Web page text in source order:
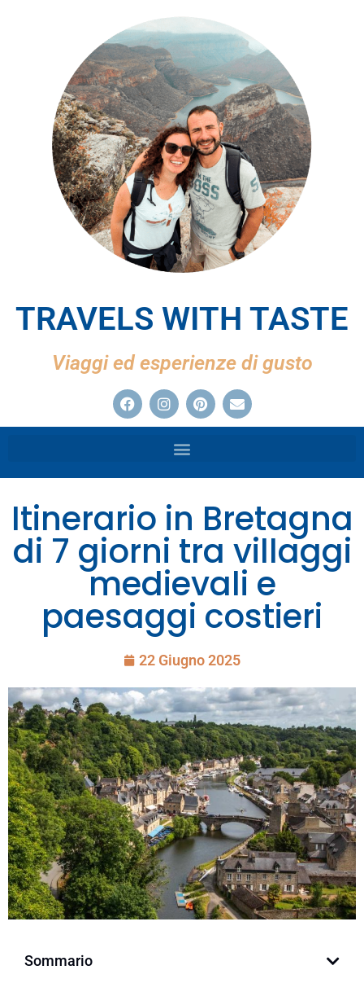
TRAVELS WITH TASTE
Viaggi ed esperienze di gusto
Itinerario in Bretagna
di 7 giorni tra villaggi
medievali e
paesaggi costieri
22 Giugno 2025
Sommario